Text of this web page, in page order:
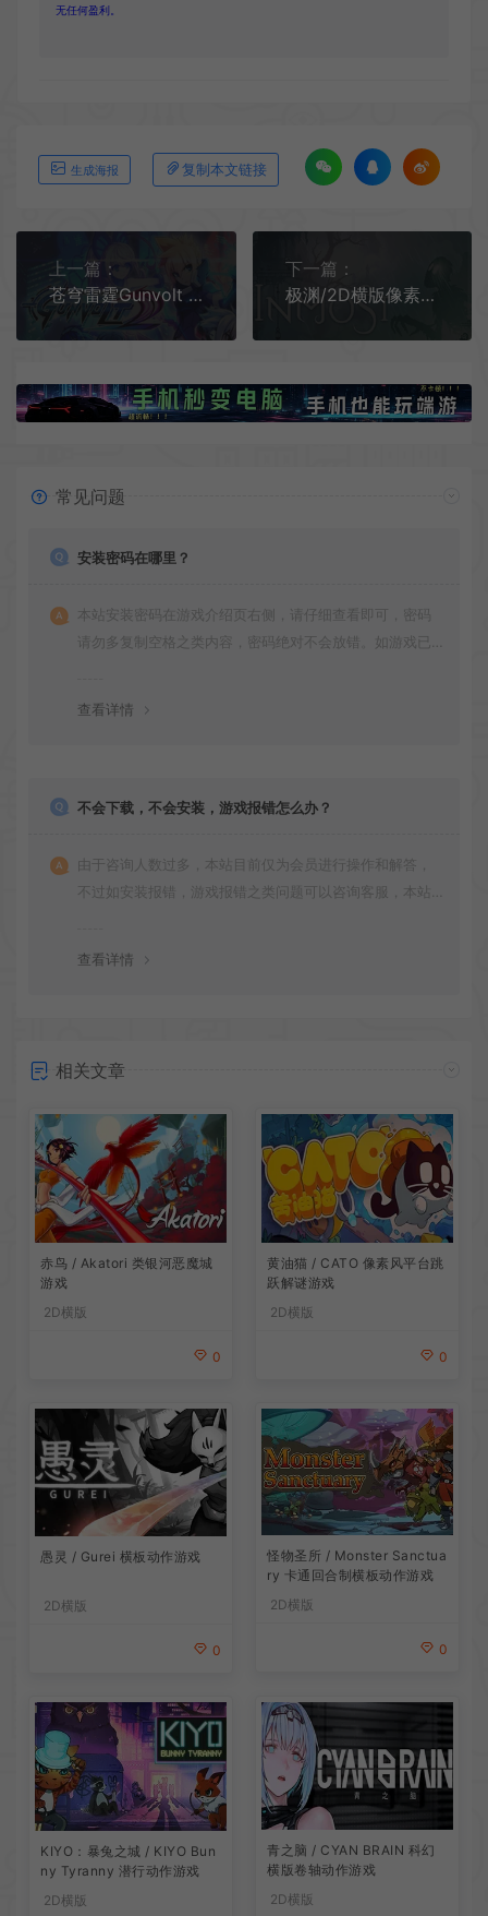
无任何盈利。
生成海报 复制本文链接
上一篇：
苍穹雷霆Gunvolt 2 (Azure Striker Gunvolt 2)简中|PC|2D横版像素风动作冒险游戏
下一篇：
极渊/2D横版像素动作冒险游戏 INMOST 下载
常见问题
安装密码在哪里？
本站安装密码在游戏介绍页右侧，请仔细查看即可，密码
请勿多复制空格之类内容，密码绝对不会放错。如游戏已
查看详情
不会下载，不会安装，游戏报错怎么办？
由于咨询人数过多，本站目前仅为会员进行操作和解答，
不过如安装报错，游戏报错之类问题可以咨询客服，本站
查看详情
相关文章
赤鸟 / Akatori 类银河恶魔城
游戏
2D横版
0
黄油猫 / CATO 像素风平台跳
跃解谜游戏
2D横版
0
愚灵 / Gurei 横板动作游戏
2D横版
0
怪物圣所 / Monster Sanctua
ry 卡通回合制横板动作游戏
2D横版
0
KIYO：暴兔之城 / KIYO Bun
ny Tyranny 潜行动作游戏
2D横版
青之脑 / CYAN BRAIN 科幻
横版卷轴动作游戏
2D横版